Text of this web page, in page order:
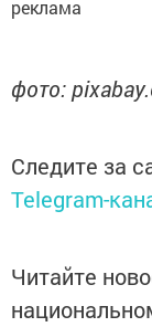
реклама
фото:
Следите за
Telegram-
Читайте